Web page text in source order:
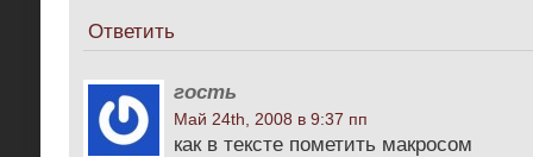
Ответить
гость
Май 24th, 2008 в 9:37 пп
как в тексте пометить макросом